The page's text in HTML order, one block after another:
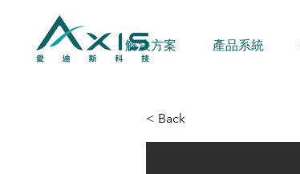
解決方案 產品系統
< Back